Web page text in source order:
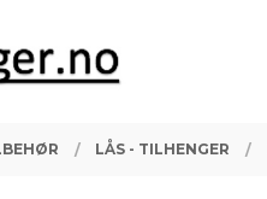
LÅS - TILHENGER